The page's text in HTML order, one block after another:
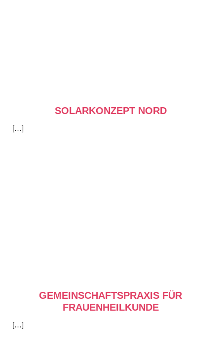
SOLARKONZEPT NORD
[…]
GEMEINSCHAFTSPRAXIS FÜR
FRAUENHEILKUNDE
[…]